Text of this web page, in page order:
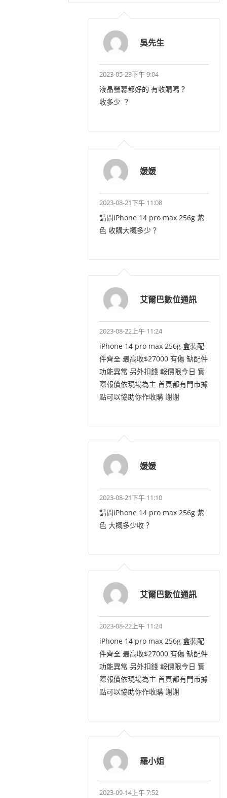
吳先生
2023-05-23下午 9:04
液晶螢幕都好的 有收購嗎？
收多少 ？
媛媛
2023-08-21下午 11:08
請問iPhone 14 pro max 256g 紫
色 收購大概多少？
艾爾巴數位通訊
2023-08-22上午 11:24
iPhone 14 pro max 256g 盒裝配
件齊全 最高收$27000 有傷 缺配件
功能異常 另外扣錢 報價限今日 實
際報價依現場為主 首頁都有門市據
點可以協助你作收購 謝謝
媛媛
2023-08-21下午 11:10
請問iPhone 14 pro max 256g 紫
色 大概多少收？
艾爾巴數位通訊
2023-08-22上午 11:24
iPhone 14 pro max 256g 盒裝配
件齊全 最高收$27000 有傷 缺配件
功能異常 另外扣錢 報價限今日 實
際報價依現場為主 首頁都有門市據
點可以協助你作收購 謝謝
羅小姐
2023-09-14上午 7:52